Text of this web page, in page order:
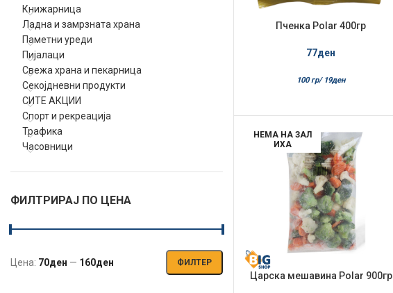
Книжарница
Ладна и замрзната храна
Паметни уреди
Пијалаци
Свежа храна и пекарница
Секојдневни продукти
СИТЕ АКЦИИ
Спорт и рекреација
Трафика
Часовници
ФИЛТРИРАЈ ПО ЦЕНА
Мин.
Макс.
ФИЛТЕР
Цена: 70ден — 160ден
Пченка Polar 400гр
77ден
100 гр/ 19ден
НЕМА НА ЗАЛ
ИХА
Царска мешавина Polar 900гр